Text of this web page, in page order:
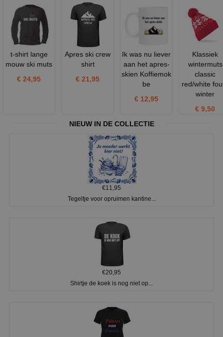
t-shirt lange
mouw ski muts
€ 24,95
Apres ski crew
shirt
€ 21,95
Ik was nu liever
aan het apres-
skien Koffiemok
be
€ 12,95
Klassiek
wintermuts
classic
red/white
winter
€ 9,50
NIEUW IN DE COLLECTIE
€11,95
Tegeltje voor opruimen kantine...
€20,95
Shirtje de koek is nog niet op...